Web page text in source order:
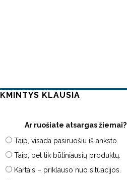
KMINTYS KLAUSIA
Ar ruošiate atsargas žiemai?
Taip, visada pasiruošiu iš anksto.
Taip, bet tik būtiniausių produktų.
Kartais – priklauso nuo situacijos.